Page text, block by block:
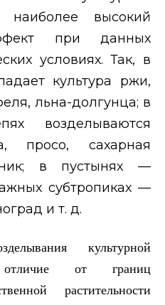
высокий
при данных
условиях. Так, в
культура ржи,
льна-долгунца; в
возделываются
просо, сахарная
в пустынях —
субтропиках —
и т. д.
культурной
от границ
растительности